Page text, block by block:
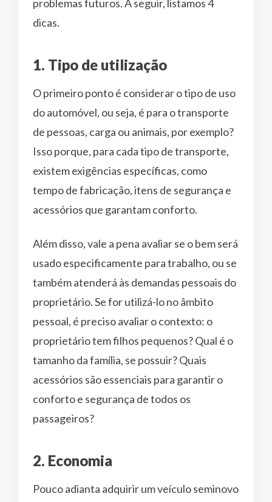
problemas futuros. A seguir, listamos 4
dicas.
1. Tipo de utilização
O primeiro ponto é considerar o tipo de uso
do automóvel, ou seja, é para o transporte
de pessoas, carga ou animais, por exemplo?
Isso porque, para cada tipo de transporte,
existem exigências específicas, como
tempo de fabricação, itens de segurança e
acessórios que garantam conforto.
Além disso, vale a pena avaliar se o bem será
usado especificamente para trabalho, ou se
também atenderá às demandas pessoais do
proprietário. Se for utilizá-lo no âmbito
pessoal, é preciso avaliar o contexto: o
proprietário tem filhos pequenos? Qual é o
tamanho da família, se possuir? Quais
acessórios são essenciais para garantir o
conforto e segurança de todos os
passageiros?
2. Economia
Pouco adianta adquirir um veículo seminovo